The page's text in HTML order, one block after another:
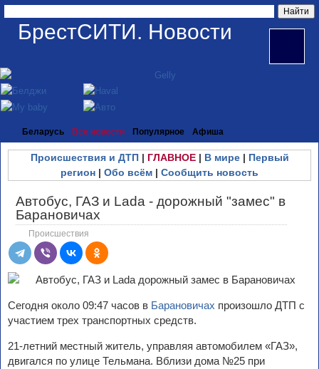
БрестСИТИ. Новости
Беларусь Все новости Популярное Афиша
Происшествия и ДТП| ГЛАВНОЕ| В мире| Первый
регион | Обо всём | Сообщить новость
Автобус, ГАЗ и Lada - дорожный "замес" в
Барановичах
Происшествия
Сегодня около 09:47 часов в Барановичах произошло ДТП с
участием трех транспортных средств.
21-летний местный житель, управляя автомобилем «ГАЗ»,
двигался по улице Тельмана. Вблизи дома №25 при